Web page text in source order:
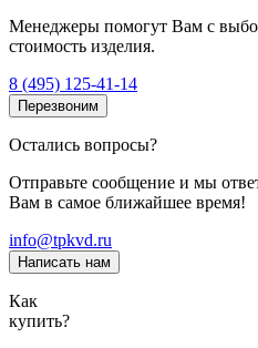
Менеджеры помогут Вам с
стоимость изделия.
8 (495) 125-41-14
Перезвоним
Остались вопросы?
Отправьте сообщение и мы
Вам в самое ближайшее время!
info@tpkvd.ru
Написать нам
Как
купить?